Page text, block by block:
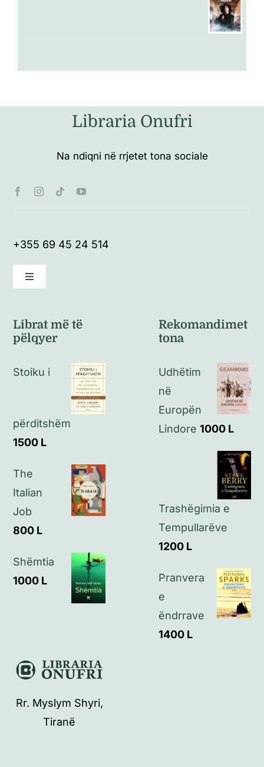
Libraria Onufri
Na ndiqni në rrjetet tona sociale
+355 69 45 24 514
Toggle
Politikat e kthimeve
Politikat e privatësisë
Kontakt
Librat më të
pëlqyer
Stoiku i
përditshëm
1500 L
The
Italian
Job
800 L
Shëmtia
1000 L
Rekomandimet
tona
Udhëtim
në
Europën
Lindore 1000 L
Trashëgimia e
Tempullarëve
1200 L
Pranvera
e
ëndrrave
1400 L
Rr. Myslym Shyri,
Tiranë